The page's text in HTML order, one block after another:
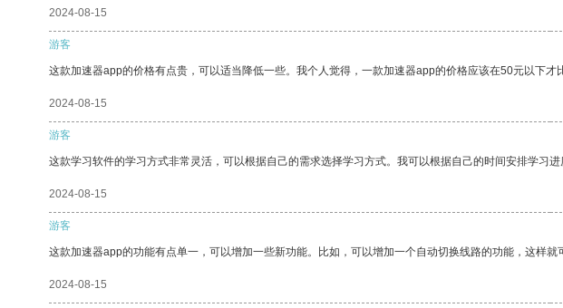
2024-08-15
游客
这款加速器app的价格有点贵，可以适当降低一些。我个人觉得，一款加速器app的价格应该在50元以下才
2024-08-15
游客
这款学习软件的学习方式非常灵活，可以根据自己的需求选择学习方式。我可以根据自己的时间安排学习进
2024-08-15
游客
这款加速器app的功能有点单一，可以增加一些新功能。比如，可以增加一个自动切换线路的功能，这样
2024-08-15